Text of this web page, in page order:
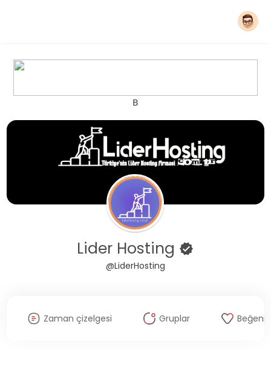
B
Lider Hosting
@LiderHosting
Zaman çizelgesi Gruplar